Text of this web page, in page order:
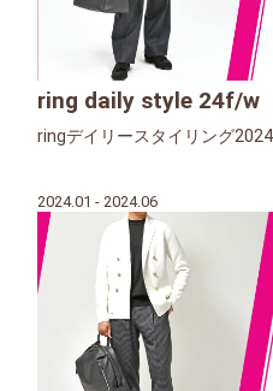
ring daily style 24f/w
ringデイリースタイリング
2024.01 - 2024.06